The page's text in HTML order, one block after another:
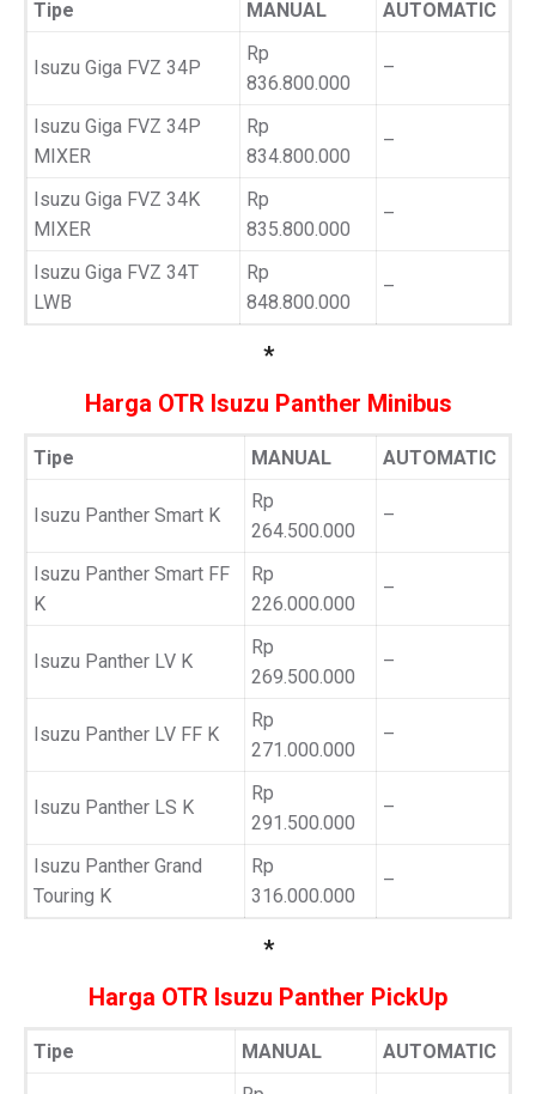
Tipe MANUAL AUTOMATIC
Isuzu Giga FVZ 34P
Rp
836.800.000
–
Isuzu Giga FVZ 34P
MIXER
Rp
834.800.000
–
Isuzu Giga FVZ 34K
MIXER
Rp
835.800.000
–
Isuzu Giga FVZ 34T
LWB
Rp
848.800.000
–
*
Harga OTR Isuzu Panther Minibus
Tipe MANUAL AUTOMATIC
Isuzu Panther Smart K
Rp
264.500.000
–
Isuzu Panther Smart FF
K
Rp
226.000.000
–
Isuzu Panther LV K
Rp
269.500.000
–
Isuzu Panther LV FF K
Rp
271.000.000
–
Isuzu Panther LS K
Rp
291.500.000
–
Isuzu Panther Grand
Touring K
Rp
316.000.000
–
*
Harga OTR Isuzu Panther PickUp
Tipe MANUAL
AUTOMATIC